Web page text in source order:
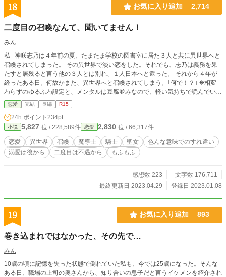
18 お気に入り追加 2,714
二度目の召喚なんて、聞いてません！
みん
私─神咲志乃は４年前の夏、たまたま学校の図書室に居た３人と共に異世界へと
召喚されてしまった。 その異世界で淡い恋をした。それでも、志乃は義務を果
たすと居残ると言う他の３人とは別れ、１人日本へと還った。 それから４年が
経ったある日。何故かまた、異世界へと召喚されてしまう。｢何で！？｣ ❋相変
わらずのゆるふわ設定と、メンタルは豆腐並みなので、軽い気持ちで読んでいた
だけると助かります。 ❋気を付けてはいますが、誤字が多いかもしれません。
❋他視点の話があります。
恋愛 完結 長編 R15
24h.ポイント 234pt
小説 5,827 位 / 228,589件 恋愛 2,830 位 / 66,317件
恋愛 異世界 召喚 魔導士 騎士 聖女
色んな意味でのすれ違い
溺愛は後から
二度目は不遇から もふもふ
感想数 223
文字数 176,711
最終更新日 2023.04.29
登録日 2023.01.08
19 お気に入り追加 893
巻き込まれではなかった、その先で…
みん
10歳の頃に記憶を失った状態で倒れていた私も、今では25歳になった。そんな
ある日、職場の上司の奥さんから、知り合いの息子だと言うイケメンを紹介され